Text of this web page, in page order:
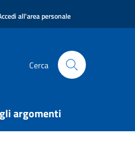
all'area personale
Cerca
argomenti